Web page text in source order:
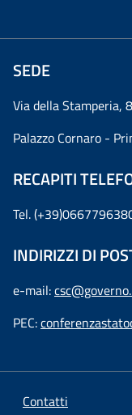
SEDE
Via della Stamperia,
Palazzo Cornaro -
RECAPITI
Tel.
INDIRIZZI DI
e-mail:
PEC:
Contatti